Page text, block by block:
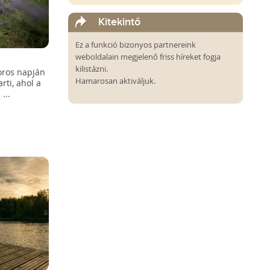
napján
ahol a
...
Kitekintő
Ez a funkció bizonyos partnereink
weboldalain megjelenő friss híreket fogja
kilistázni.
Hamarosan aktiváljuk.